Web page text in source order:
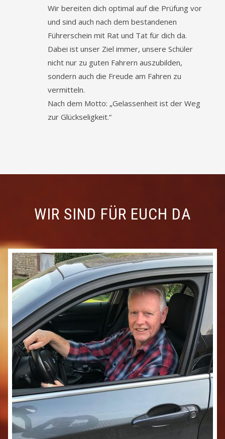
Wir bereiten dich optimal auf die Prüfung vor
und sind auch nach dem bestandenen
Führerschein mit Rat und Tat für dich da.
Dabei ist unser Ziel immer, unsere Schüler
nicht nur zu guten Fahrern auszubilden,
sondern auch die Freude am Fahren zu
vermitteln.
Nach dem Motto: „Gelassenheit ist der Weg
zur Glückseligkeit.“
WIR SIND FÜR EUCH DA